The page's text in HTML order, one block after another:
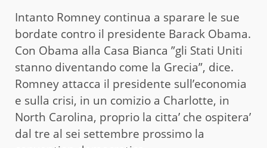
Intanto Romney continua a sparare le sue
bordate contro il presidente Barack Obama.
Con Obama alla Casa Bianca ”gli Stati Uniti
stanno diventando come la Grecia”, dice.
Romney attacca il presidente sull’economia
e sulla crisi, in un comizio a Charlotte, in
North Carolina, proprio la citta’ che ospitera’
dal tre al sei settembre prossimo la